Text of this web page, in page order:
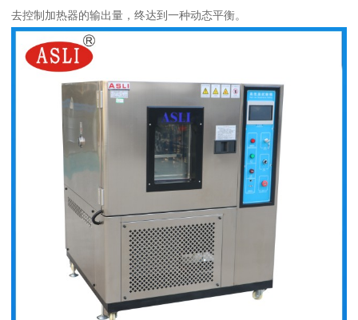
去控制加热器的输出量，终达到一种动态平衡。